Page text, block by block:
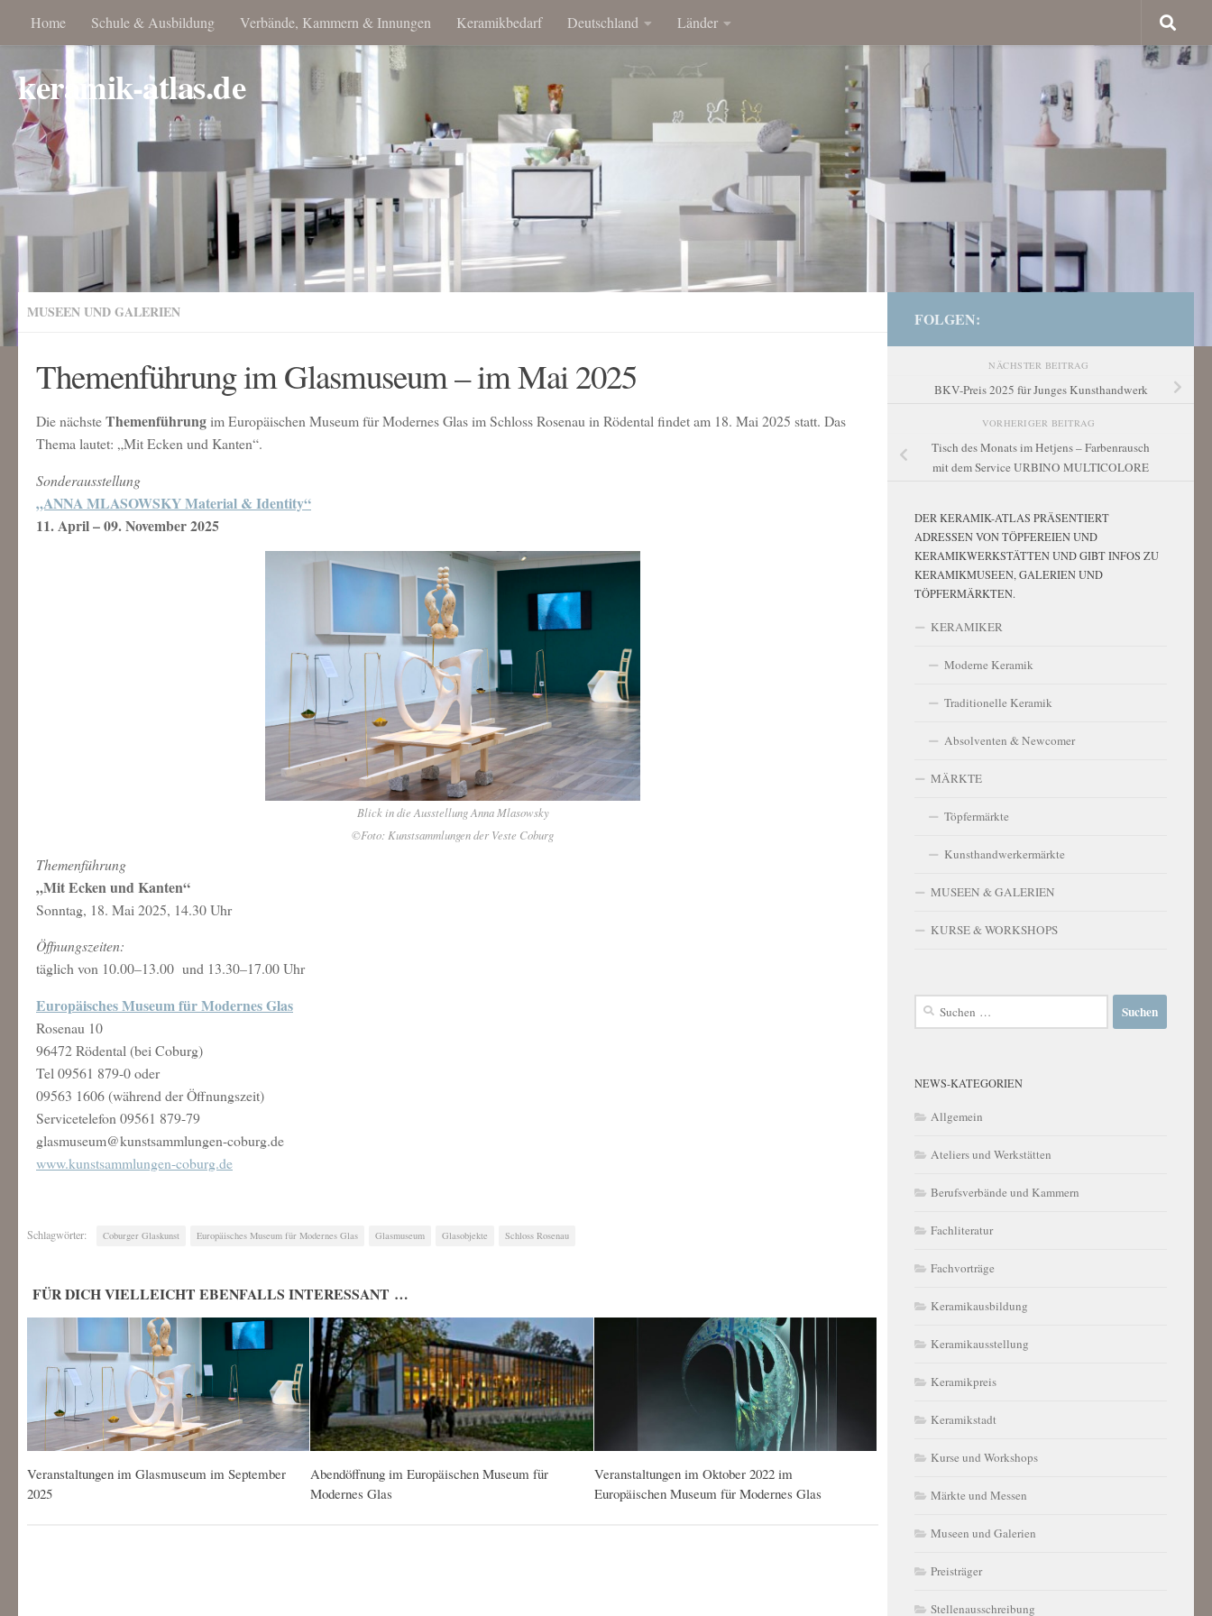
Home Schule & Ausbildung Verbände, Kammern & Innungen Keramikbedarf Deutschland Länder
keramik-atlas.de
MUSEEN UND GALERIEN
Themenführung im Glasmuseum – im Mai 2025
Die nächsteThemenführungim Europäischen Museum für Modernes Glas im Schloss Rosenau in Rödental findet am 18. Mai 2025 statt. Das
Thema lautet: „Mit Ecken und Kanten“.
Sonderausstellung
„ANNA MLASOWSKY Material & Identity“
11. April – 09. November 2025
Blick in die Ausstellung Anna Mlasowsky
©Foto: Kunstsammlungen der Veste Coburg
Themenführung
„Mit Ecken und Kanten“
Sonntag, 18. Mai 2025, 14.30 Uhr
Öffnungszeiten:
täglich von 10.00–13.00 und 13.30–17.00 Uhr
Europäisches Museum für Modernes Glas
Rosenau 10
96472 Rödental (bei Coburg)
Tel 09561 879-0 oder
09563 1606 (während der Öffnungszeit)
Servicetelefon 09561 879-79
glasmuseum@kunstsammlungen-coburg.de
www.kunstsammlungen-coburg.de
Schlagwörter: Coburger Glaskunst Europäisches Museum für Modernes Glas Glasmuseum Glasobjekte Schloss Rosenau
FÜR DICH VIELLEICHT EBENFALLS INTERESSANT …
Veranstaltungen im Glasmuseum im September
2025
Abendöffnung im Europäischen Museum für
Modernes Glas
Veranstaltungen im Oktober 2022 im
Europäischen Museum für Modernes Glas
FOLGEN:
NÄCHSTER BEITRAG
BKV-Preis 2025 für Junges Kunsthandwerk
VORHERIGER BEITRAG
Tisch des Monats im Hetjens – Farbenrausch
mit dem Service URBINO MULTICOLORE
DER KERAMIK-ATLAS PRÄSENTIERT
ADRESSEN VON TÖPFEREIEN UND
KERAMIKWERKSTÄTTEN UND GIBT INFOS ZU
KERAMIKMUSEEN, GALERIEN UND
TÖPFERMÄRKTEN.
KERAMIKER
Moderne Keramik
Traditionelle Keramik
Absolventen & Newcomer
MÄRKTE
Töpfermärkte
Kunsthandwerkermärkte
MUSEEN & GALERIEN
KURSE & WORKSHOPS
Suchen
NEWS-KATEGORIEN
Allgemein
Ateliers und Werkstätten
Berufsverbände und Kammern
Fachliteratur
Fachvorträge
Keramikausbildung
Keramikausstellung
Keramikpreis
Keramikstadt
Kurse und Workshops
Märkte und Messen
Museen und Galerien
Preisträger
Stellenausschreibung